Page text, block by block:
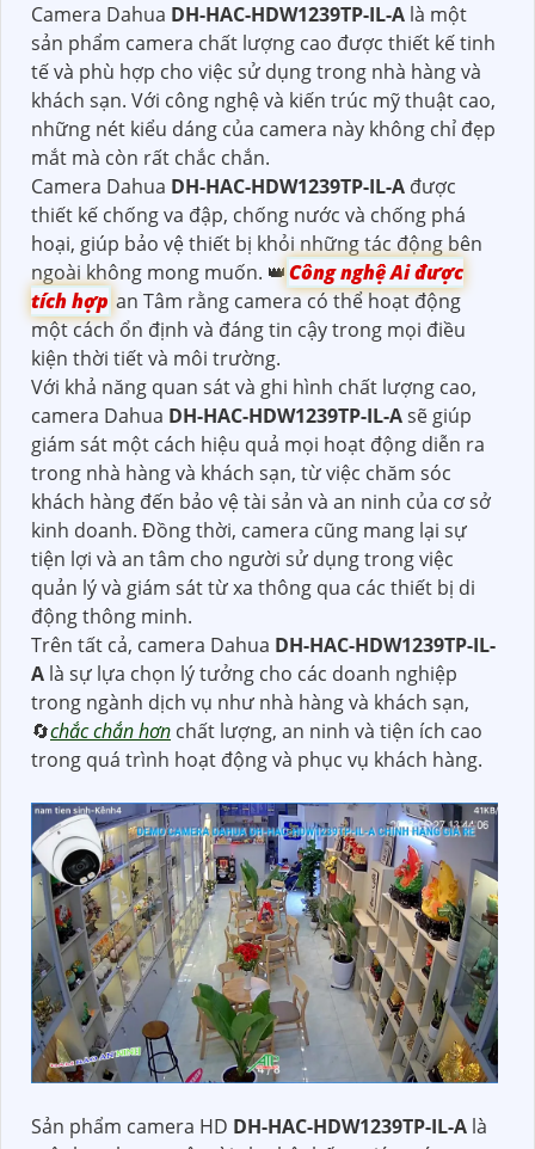
Camera Dahua DH-HAC-HDW1239TP-IL-A là một
sản phẩm camera chất lượng cao được thiết kế tinh
tế và phù hợp cho việc sử dụng trong nhà hàng và
khách sạn. Với công nghệ và kiến trúc mỹ thuật cao,
những nét kiểu dáng của camera này không chỉ đẹp
mắt mà còn rất chắc chắn.
Camera Dahua DH-HAC-HDW1239TP-IL-A được
thiết kế chống va đập, chống nước và chống phá
hoại, giúp bảo vệ thiết bị khỏi những tác động bên
ngoài không mong muốn. 👑Công nghệ Ai được
tích hợp an Tâm rằng camera có thể hoạt động
một cách ổn định và đáng tin cậy trong mọi điều
kiện thời tiết và môi trường.
Với khả năng quan sát và ghi hình chất lượng cao,
camera Dahua DH-HAC-HDW1239TP-IL-Asẽ giúp
giám sát một cách hiệu quả mọi hoạt động diễn ra
trong nhà hàng và khách sạn, từ việc chăm sóc
khách hàng đến bảo vệ tài sản và an ninh của cơ sở
kinh doanh. Đồng thời, camera cũng mang lại sự
tiện lợi và an tâm cho người sử dụng trong việc
quản lý và giám sát từ xa thông qua các thiết bị di
động thông minh.
Trên tất cả, camera Dahua DH-HAC-HDW1239TP-IL-
A là sự lựa chọn lý tưởng cho các doanh nghiệp
trong ngành dịch vụ như nhà hàng và khách sạn,
🔄chắc chắn hơn chất lượng, an ninh và tiện ích cao
trong quá trình hoạt động và phục vụ khách hàng.
Sản phẩm camera HD DH-HAC-HDW1239TP-IL-A là